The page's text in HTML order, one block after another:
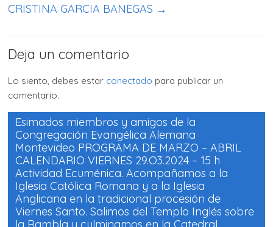
e
n
b
o
(
e
b
r
e
e
n
u
n
a
v
e
n
t
a
n
a
n
e
n
s
A
(
e
b
r
e
e
n
u
n
a
v
e
n
t
a
n
a
n
CRISTINA GARCIA BANEGAS →
Deja un comentario
Lo siento, debes estar conectado para publicar un
comentario.
Esimados miembros y amigos de la
Congregación Evangélica Alemana
Montevideo PROGRAMA DE MARZO – ABRIL
CALENDARIO VIERNES 29.O3.2024 – 15 h
Actividad Ecuménica. Acompañamos a la
Iglesia Católica Romana y a la Iglesia
Anglicana en la tradicional procesión de
Viernes Santo. Salimos del Templo Inglés sobre